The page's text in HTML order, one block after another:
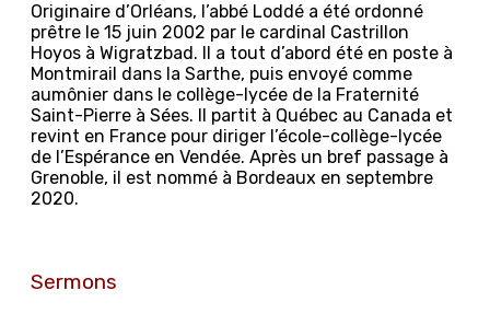
Originaire d’Orléans, l’abbé Loddé a été ordonné
prêtre le 15 juin 2002 par le cardinal Castrillon
Hoyos à Wigratzbad. Il a tout d’abord été en poste à
Montmirail dans la Sarthe, puis envoyé comme
aumônier dans le collège-lycée de la Fraternité
Saint-Pierre à Sées. Il partit à Québec au Canada et
revint en France pour diriger l’école-collège-lycée
de l’Espérance en Vendée. Après un bref passage à
Grenoble, il est nommé à Bordeaux en septembre
2020.
Sermons